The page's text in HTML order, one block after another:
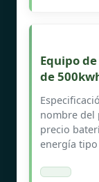
Equipo
de
nombre del
precio
energía